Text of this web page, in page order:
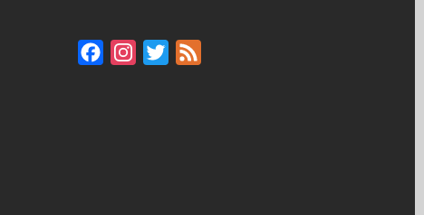
FacebookInstagram
Twitter